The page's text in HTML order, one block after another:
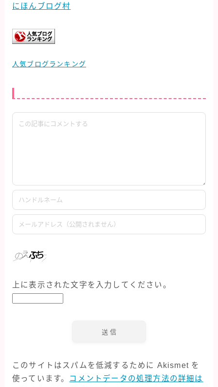
にほんブログ村
人気ブログランキング
上に表示された文字を入力してください。
このサイトはスパムを低減するために Akismet を
使っています。 コメントデータの処理方法の詳細は